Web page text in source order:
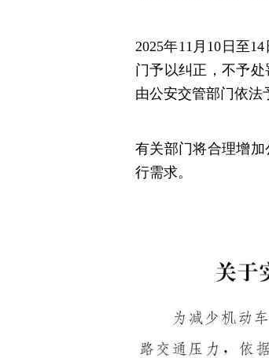
2025年11月10日至
门予以纠正，不予处
由公安交管部门依法
有关部门将合理增
行需求。